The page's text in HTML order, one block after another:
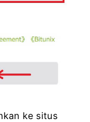
ke situs